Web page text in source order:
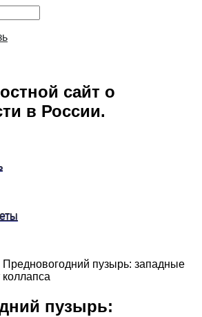
сайт о
в России.
Предновогодний пузырь: западные
пузырь: